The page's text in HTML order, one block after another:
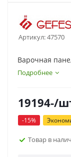
Артикул:47570
Варочная
Подробнее
19194-/
-15%
Товар в